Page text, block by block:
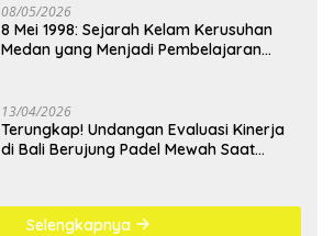
08/05/2026
8 Mei 1998: Sejarah Kelam Kerusuhan
Medan yang Menjadi Pembelajaran
13/04/2026
Terungkap! Undangan Evaluasi Kinerja
di Bali Berujung Padel Mewah Saat
Selengkapnya